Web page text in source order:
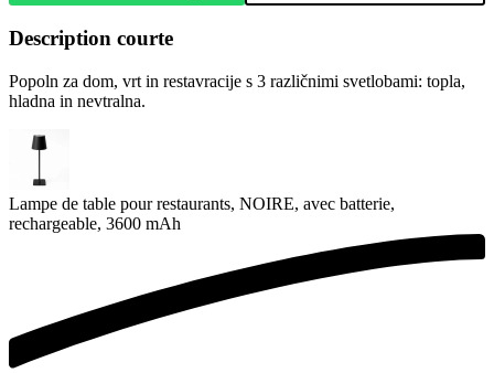
Description courte
Popoln za dom, vrt in restavracije s 3 različnimi svetlobami: topla,
hladna in nevtralna.
Lampe de table pour restaurants, NOIRE, avec batterie,
rechargeable, 3600 mAh